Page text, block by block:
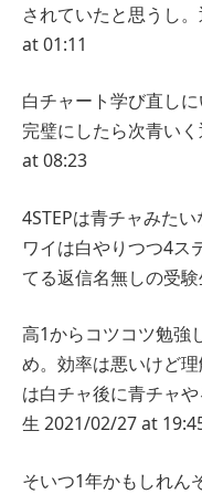
されていたと思うし。
at 01:11
白チャート学び直し
完璧にしたら次青いく
at 08:23
4STEPは青チャみた
ワイは白やりつつ4ス
てる返信名無しの受験
高1からコツコツ勉強
め。効率は悪いけど
は白チャ後に青チャや
生 2021/02/27 at
そいつ1年かもしれん